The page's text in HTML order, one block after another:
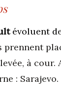
évoluent d
à
: